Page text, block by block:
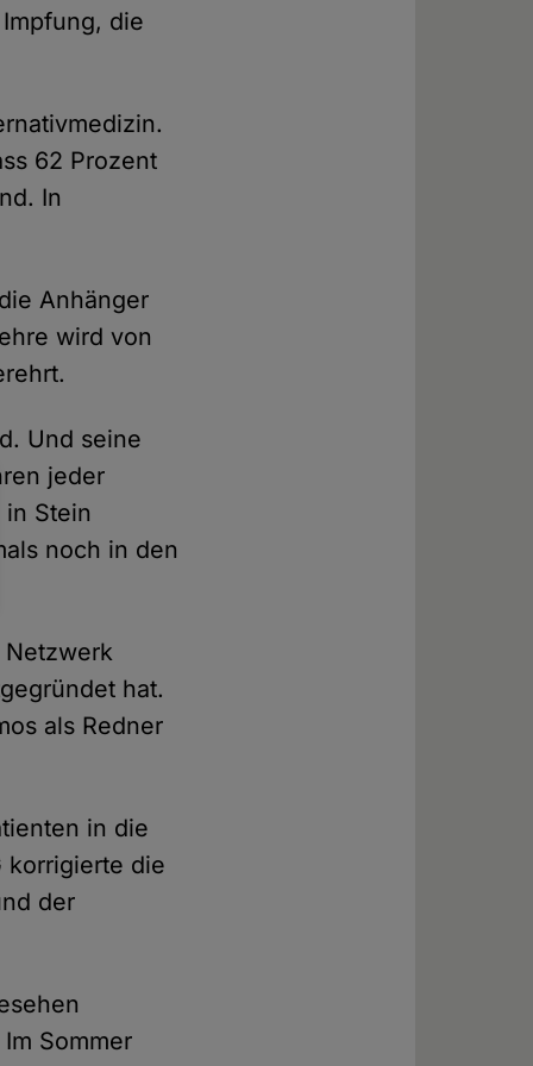
die
62 Prozent
In
Anhänger
wird von
Und seine
jeder
Stein
noch in den
hat.
als Redner
in die
korrigierte die
der
Sommer